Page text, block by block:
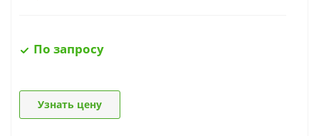
По запросу
Узнать цену